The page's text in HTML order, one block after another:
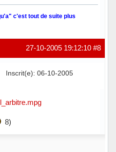
c'est tout de suite plus
#8
27-10-2005 19:12:10
Inscrit(e): 06-10-2005
8)